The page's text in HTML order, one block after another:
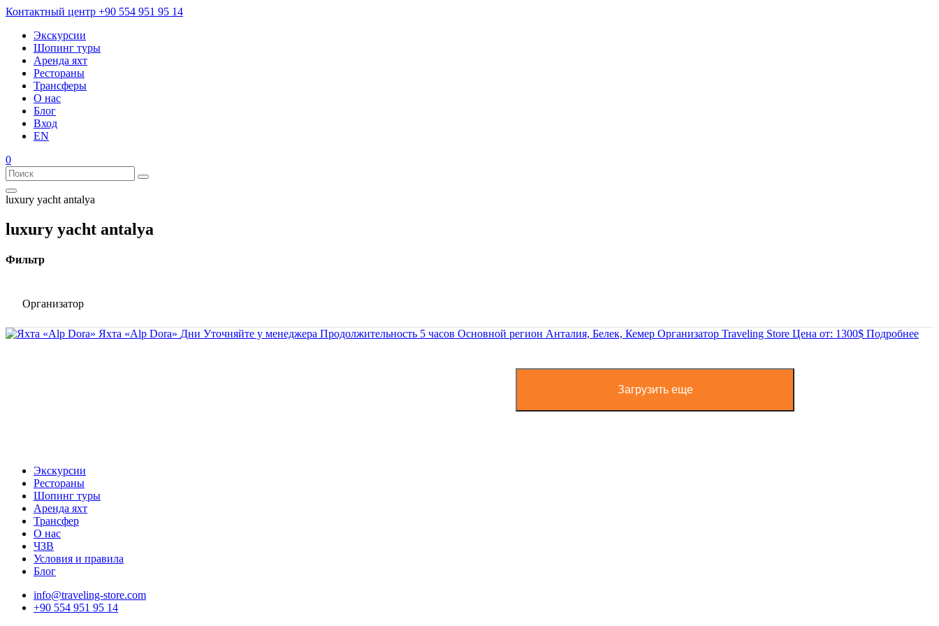
Контактный центр +90 554 951 95 14
Экскурсии
Шопинг туры
Аренда яхт
Рестораны
Трансферы
О нас
Блог
Вход
EN
0
luxury yacht antalya
luxury yacht antalya
Фильтр
Организатор
Яхта «Alp Dora» Дни Уточняйте у менеджера Продолжительность 5 часов Основной регион Анталия, Белек, Кемер Организатор Traveling Store Цена от: 1300$ Подробнее
Загрузить еще
Экскурсии
Рестораны
Шопинг туры
Аренда яхт
Трансфер
О нас
ЧЗВ
Условия и правила
Блог
info@traveling-store.com
+90 554 951 95 14